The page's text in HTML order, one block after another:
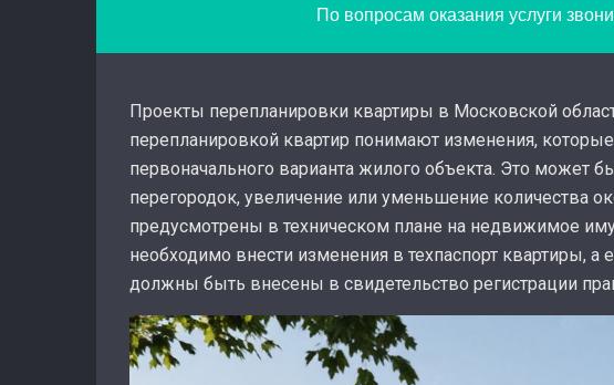
По вопросам оказания услуги
Проекты перепланировки квартиры в Московской
перепланировкой квартир понимают изменения,
первоначального варианта жилого объекта. Это может
перегородок, увеличение или уменьшение количества
предусмотрены в техническом плане на недвижимое
необходимо внести изменения в техпаспорт квартиры,
должны быть внесены в свидетельство регистрации